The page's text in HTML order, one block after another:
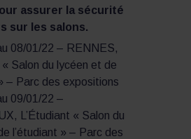
assurer la sécurité
sur les salons.
08/01/22 – RENNES,
« Salon du lycéen et de
– Parc des expositions
09/01/22 –
L’Étudiant « Salon du
l’étudiant » – Parc des